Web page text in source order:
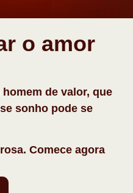
o amor
de valor, que
sonho pode se
Comece agora